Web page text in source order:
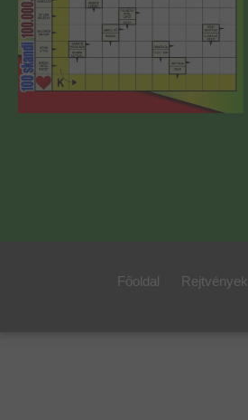
Főoldal Rejtvények